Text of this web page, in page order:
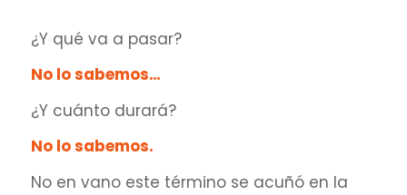
¿Y qué va a pasar?
No lo sabemos…
¿Y cuánto durará?
No lo sabemos.
No en vano este término se acuñó en la